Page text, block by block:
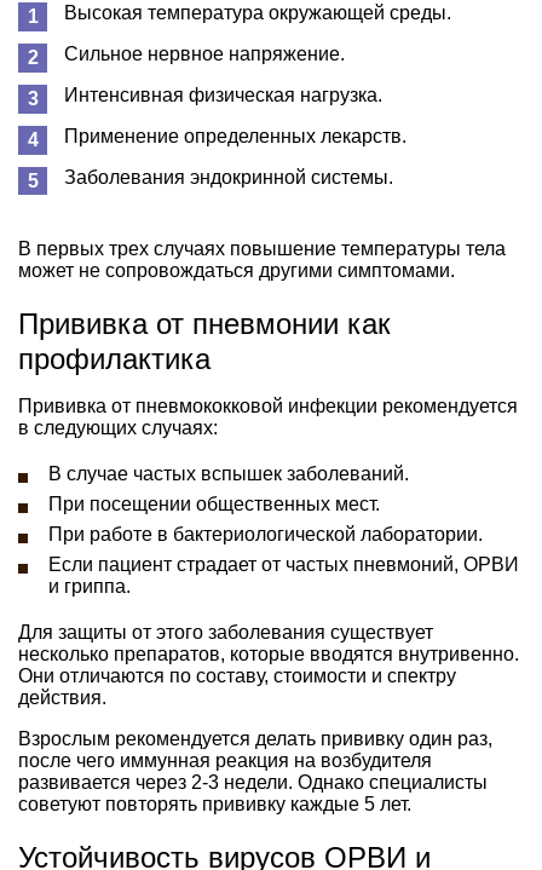
Высокая температура окружающей среды.
Сильное нервное напряжение.
Интенсивная физическая нагрузка.
Применение определенных лекарств.
Заболевания эндокринной системы.
В первых трех случаях повышение температуры тела
может не сопровождаться другими симптомами.
Прививка от пневмонии как
профилактика
Прививка от пневмококковой инфекции рекомендуется
в следующих случаях:
В случае частых вспышек заболеваний.
При посещении общественных мест.
При работе в бактериологической лаборатории.
Если пациент страдает от частых пневмоний, ОРВИ
и гриппа.
Для защиты от этого заболевания существует
несколько препаратов, которые вводятся внутривенно.
Они отличаются по составу, стоимости и спектру
действия.
Взрослым рекомендуется делать прививку один раз,
после чего иммунная реакция на возбудителя
развивается через 2-3 недели. Однако специалисты
советуют повторять прививку каждые 5 лет.
Устойчивость вирусов ОРВИ и